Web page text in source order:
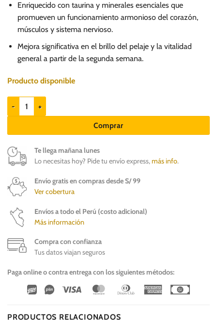
Enriquecido con taurina y minerales esenciales que
promueven un funcionamiento armonioso del corazón,
músculos y sistema nervioso.
Mejora significativa en el brillo del pelaje y la vitalidad
general a partir de la segunda semana.
Producto disponible
Cani-Tabs Daily Multi Adult 60tabs - Suplemento para perros adultos
Comprar
Te llega mañana lunes
Lo necesitas hoy? Pide tu envío express,más info.
Envío gratis en compras desde S/ 99
Ver cobertura
Envíos a todo el Perú (costo adicional)
Más información
Compra con confianza
Tus datos viajan seguros
Paga online o contra entrega con los siguientes métodos:
Wirecard
Vipps Visa MasterCardDinners
American
PRODUCTOS RELACIONADOS